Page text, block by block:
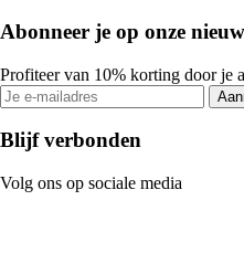
Abonneer je op onze
Profiteer van 10% korting door je
Blijf verbonden
Volg ons op sociale media